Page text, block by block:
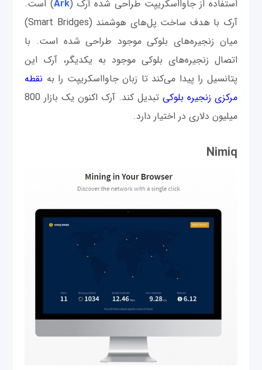
استفاده از جاوااسکریپت طراحی شده آرک (Ark) است.
آرک با هدف ساخت پل‌های هوشمند (Smart Bridges)
میان زنجیره‌های بلوکی موجود طراحی شده است. با
اتصال زنجیره‌های بلوکی موجود به یکدیگر، آرک این
پتانسیل را پیدا می‌کند تا زبان جاوااسکریپت را به نقطه
مرکزی زنجیره بلوکی
تبدیل کند. آرک اکنون یک بازار 800
میلیون دلاری در اختیار دارد.
Nimiq